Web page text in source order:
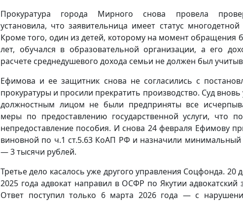
Прокуратура города Мирного снова провела
установила, что заявительница имеет статус
Кроме того, один из детей, которому на момент обращения
лет, обучался в образовательной организации, а его
расчете среднедушевого дохода семьи не должен был
Ефимова и ее защитник снова не согласились с
прокуратуры и просили прекратить производство. Суд вновь
должностным лицом не были предприняты все
меры по предоставлению государственной услуги, что
непредоставление пособия. И снова 24 февраля Ефимову
виновной по ч.1 ст.5.63 КоАП РФ и назначили
— 3 тысячи рублей.
Третье дело касалось уже другого управления Соцфонда. 20
2025 года адвокат направил в ОСФР по Якутии адвокатский
Ответ поступил только 6 марта 2026 года — с